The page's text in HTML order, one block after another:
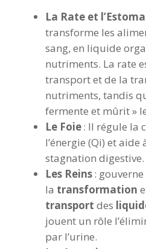
La Rate et
transforme les
sang, en liquide
nutriments. La rate
transport et de la
nutriments, tandis
fermente et mûrit »
Le Foie: Il régule la
l’énergie (Qi) et aide
stagnation digestive.
Les Reins: gouverne
la transformation
transport des
jouent un rôle
par l’urine.